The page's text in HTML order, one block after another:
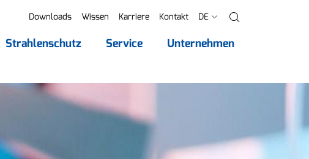
Downloads Wissen Karriere Kontakt DE
Strahlenschutz Service Unternehmen